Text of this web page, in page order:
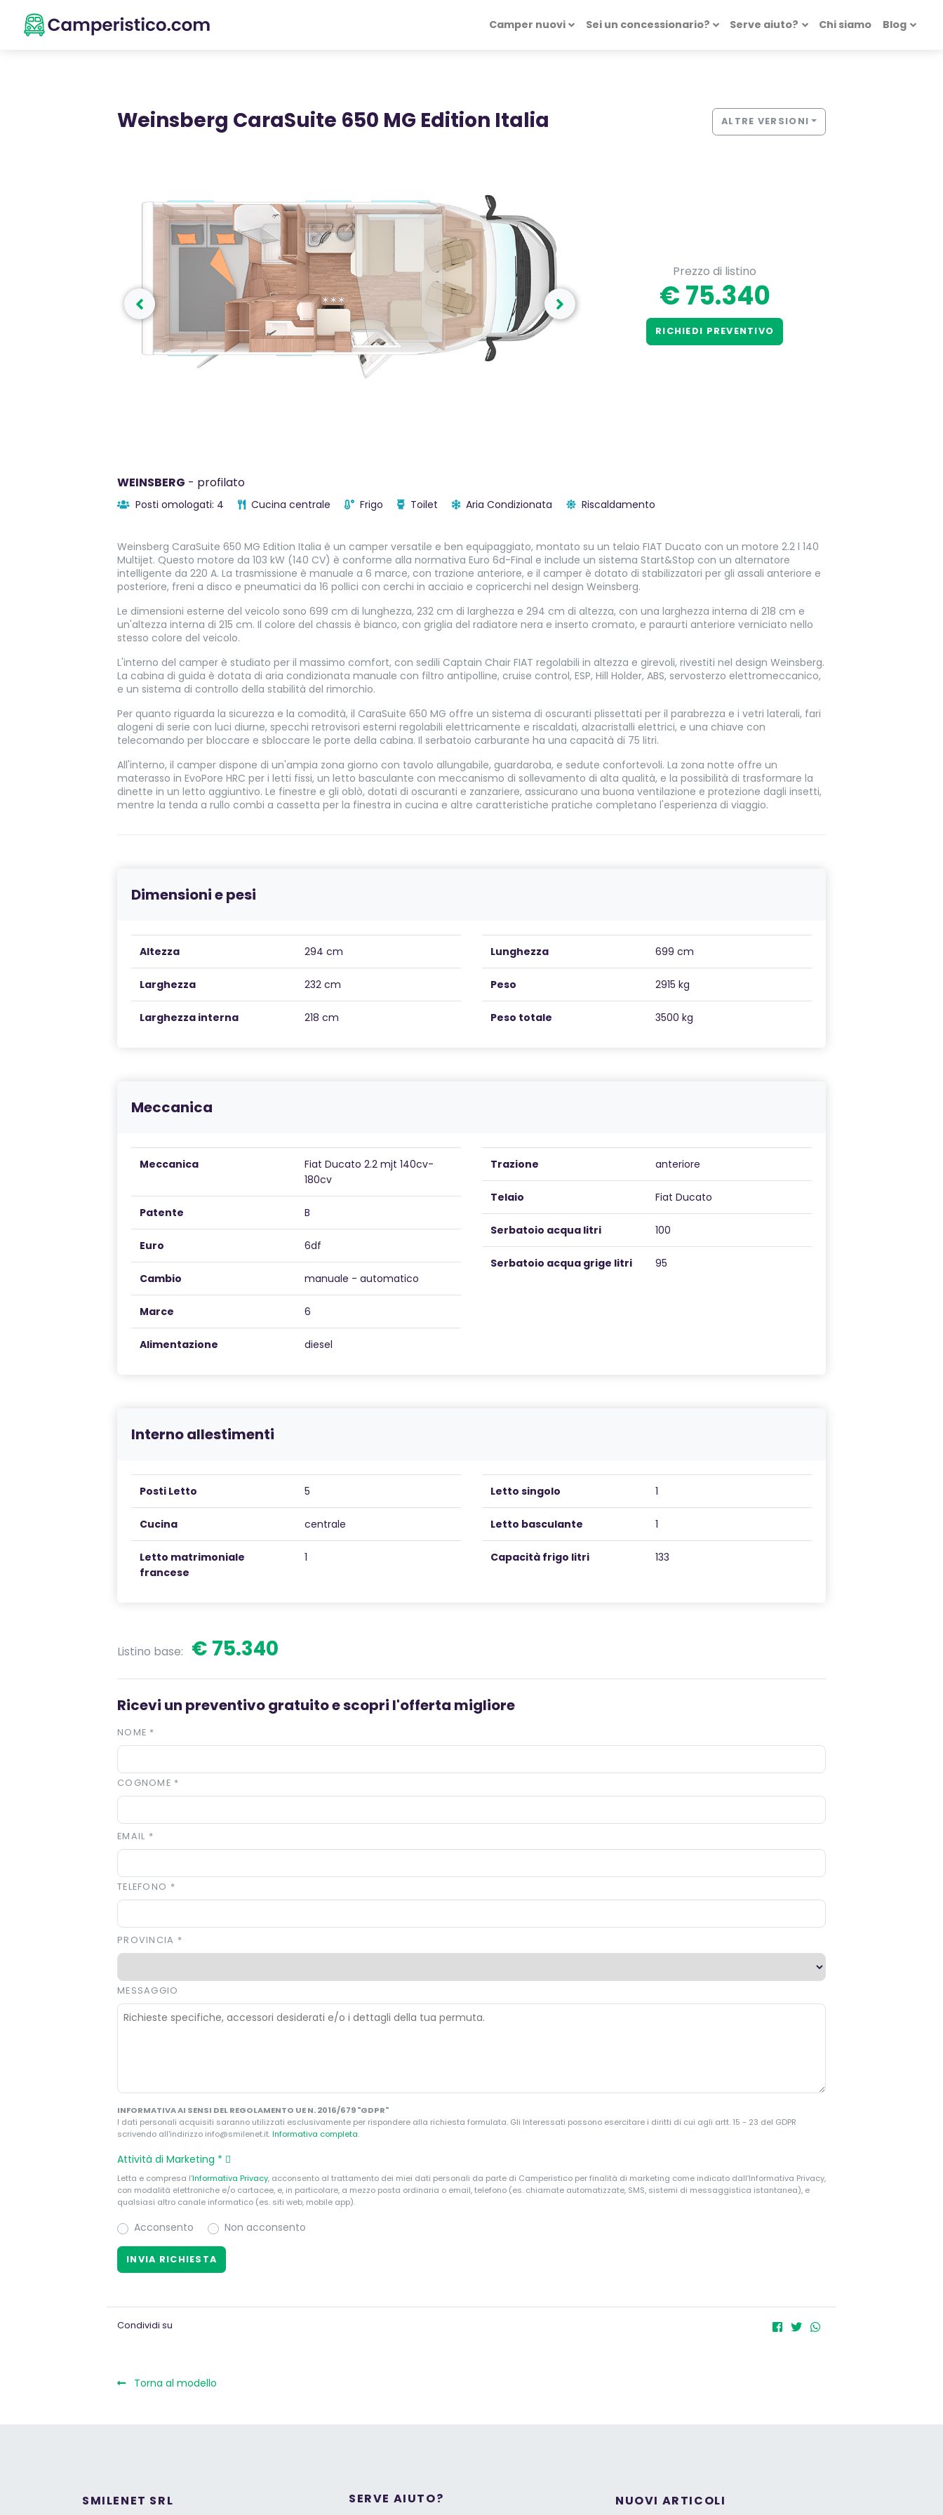
Camper nuovi Sei un concessionario? Serve aiuto? Chi siamo Blog
Weinsberg CaraSuite 650 MG Edition Italia ALTRE VERSIONI
Prezzo di listino
€ 75.340
RICHIEDI PREVENTIVO
WEINSBERG - profilato
Posti omologati: 4 Cucina centrale Frigo Toilet Aria Condizionata Riscaldamento
Weinsberg CaraSuite 650 MG Edition Italia è un camper versatile e ben equipaggiato, montato su un telaio FIAT Ducato con un motore 2.2 l 140
Multijet. Questo motore da 103 kW (140 CV) è conforme alla normativa Euro 6d-Final e include un sistema Start&Stop con un alternatore
intelligente da 220 A. La trasmissione è manuale a 6 marce, con trazione anteriore, e il camper è dotato di stabilizzatori per gli assali anteriore e
posteriore, freni a disco e pneumatici da 16 pollici con cerchi in acciaio e copricerchi nel design Weinsberg.
Le dimensioni esterne del veicolo sono 699 cm di lunghezza, 232 cm di larghezza e 294 cm di altezza, con una larghezza interna di 218 cm e
un'altezza interna di 215 cm. Il colore del chassis è bianco, con griglia del radiatore nera e inserto cromato, e paraurti anteriore verniciato nello
stesso colore del veicolo.
L'interno del camper è studiato per il massimo comfort, con sedili Captain Chair FIAT regolabili in altezza e girevoli, rivestiti nel design Weinsberg.
La cabina di guida è dotata di aria condizionata manuale con filtro antipolline, cruise control, ESP, Hill Holder, ABS, servosterzo elettromeccanico,
e un sistema di controllo della stabilità del rimorchio.
Per quanto riguarda la sicurezza e la comodità, il CaraSuite 650 MG offre un sistema di oscuranti plissettati per il parabrezza e i vetri laterali, fari
alogeni di serie con luci diurne, specchi retrovisori esterni regolabili elettricamente e riscaldati, alzacristalli elettrici, e una chiave con
telecomando per bloccare e sbloccare le porte della cabina. Il serbatoio carburante ha una capacità di 75 litri.
All'interno, il camper dispone di un'ampia zona giorno con tavolo allungabile, guardaroba, e sedute confortevoli. La zona notte offre un
materasso in EvoPore HRC per i letti fissi, un letto basculante con meccanismo di sollevamento di alta qualità, e la possibilità di trasformare la
dinette in un letto aggiuntivo. Le finestre e gli oblò, dotati di oscuranti e zanzariere, assicurano una buona ventilazione e protezione dagli insetti,
mentre la tenda a rullo combi a cassetta per la finestra in cucina e altre caratteristiche pratiche completano l'esperienza di viaggio.
Dimensioni e pesi
Altezza 294 cm
Larghezza 232 cm
Larghezza interna 218 cm
Lunghezza 699 cm
Peso 2915 kg
Peso totale 3500 kg
Meccanica
Meccanica
Fiat Ducato 2.2 mjt 140cv-
180cv
Patente B
Euro 6df
Cambio manuale - automatico
Marce 6
Alimentazione diesel
Trazione anteriore
Telaio Fiat Ducato
Serbatoio acqua litri 100
Serbatoio acqua grige litri 95
Interno allestimenti
Posti Letto 5
Cucina centrale
Letto matrimoniale
francese
1
Letto singolo 1
Letto basculante 1
Capacità frigo litri 133
Listino base: € 75.340
Ricevi un preventivo gratuito e scopri l'offerta migliore
NOME *
COGNOME *
EMAIL *
TELEFONO *
PROVINCIA *
MESSAGGIO
INFORMATIVA AI SENSI DEL REGOLAMENTO UE N. 2016/679 "GDPR"
I dati personali acquisiti saranno utilizzati esclusivamente per rispondere alla richiesta formulata. Gli Interessati possono esercitare i diritti di cui agli artt. 15 - 23 del GDPR
scrivendo all'indirizzo info@smilenet.it.Informativa completa.
Attività di Marketing *
Letta e compresa l’Informativa Privacy, acconsento al trattamento dei miei dati personali da parte di Camperistico per finalità di marketing come indicato dall’Informativa Privacy,
con modalità elettroniche e/o cartacee, e, in particolare, a mezzo posta ordinaria o email, telefono (es. chiamate automatizzate, SMS, sistemi di messaggistica istantanea), e
qualsiasi altro canale informatico (es. siti web, mobile app).
Acconsento Non acconsento
Condividi su
Torna al modello
SMILENET SRL SERVE AIUTO? NUOVI ARTICOLI